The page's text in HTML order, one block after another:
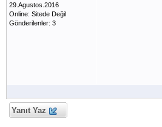
29.Agustos.2016
Online: Sitede Değil
Gönderilenler: 3
Yanıt Yaz